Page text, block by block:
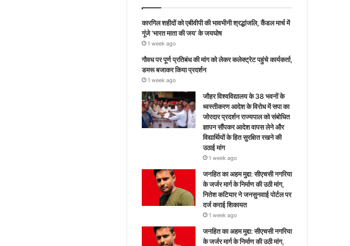
कारगिल शहीदों को एबीवीपी की भावभीनी श्रद्धांजलि, कैंडल मार्च में
गूंजे ‘भारत माता की जय’ के जयघोष
1 week ago
गौवध पर पूर्ण प्रतिबंध की मांग को लेकर कलेक्ट्रेट पहुंचे कार्यकर्ता,
डमरू बजाकर किया प्रदर्शन
1 week ago
जौहर विश्वविद्यालय के 38 भवनों के
ध्वस्तीकरण आदेश के विरोध में सपा का
जोरदार प्रदर्शन राज्यपाल को संबोधित
ज्ञापन सौंपकर आदेश वापस लेने और
विद्यार्थियों के हित सुरक्षित रखने की
उठाई मांग
1 week ago
जनहित का अहम मुद्दा: सीएचसी नगरिया
के जर्जर मार्ग के निर्माण की उठी मांग,
नितेश कटियार ने जनसुनवाई पोर्टल पर
दर्ज कराई शिकायत
1 week ago
जनहित का अहम मुद्दा: सीएचसी नगरिया
के जर्जर मार्ग के निर्माण की उठी मांग,